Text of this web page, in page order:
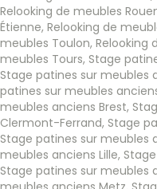
Relooking de meubles
Étienne, Relooking de
meubles Toulon, Relooking
meubles Tours, Stage
Stage patines sur meubles
patines sur meubles
meubles anciens Brest,
Clermont-Ferrand, Stage
Stage patines sur meubles
meubles anciens Lille,
Stage patines sur meubles